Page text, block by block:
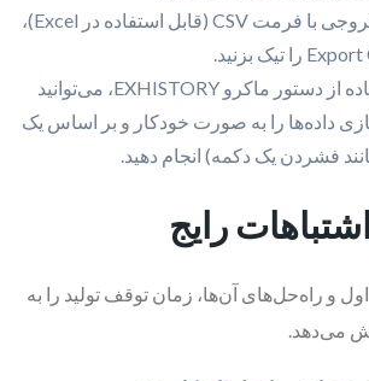
برای دریافت خروجی با فرمت CSV (قابل استفاده در Excel)،
همچنین با استفاده از دستور ماکرو EXHISTORY، می‌توانید
داده‌ها را به صورت خودکار و بر اساس یک
فشردن یک دکمه) انجام دهید.
رایج
و راه‌حل‌های آن‌ها، زمان توقف تولید را به
می‌دهد.